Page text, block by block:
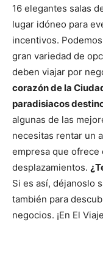
16 elegantes salas
lugar idóneo para
incentivos.
gran variedad de
deben viajar por
corazón de la
paradisiacos
algunas de las
necesitas rentar un
empresa que ofrece
desplazamientos.
Si es así, déjanoslo
también para
negocios. ¡En El